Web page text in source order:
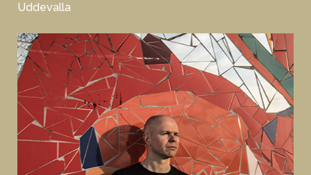
Uddevalla